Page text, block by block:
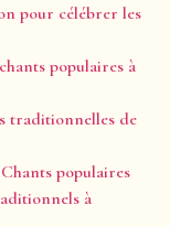
pour célébrer les
populaires à
traditionnelles de
populaires
à